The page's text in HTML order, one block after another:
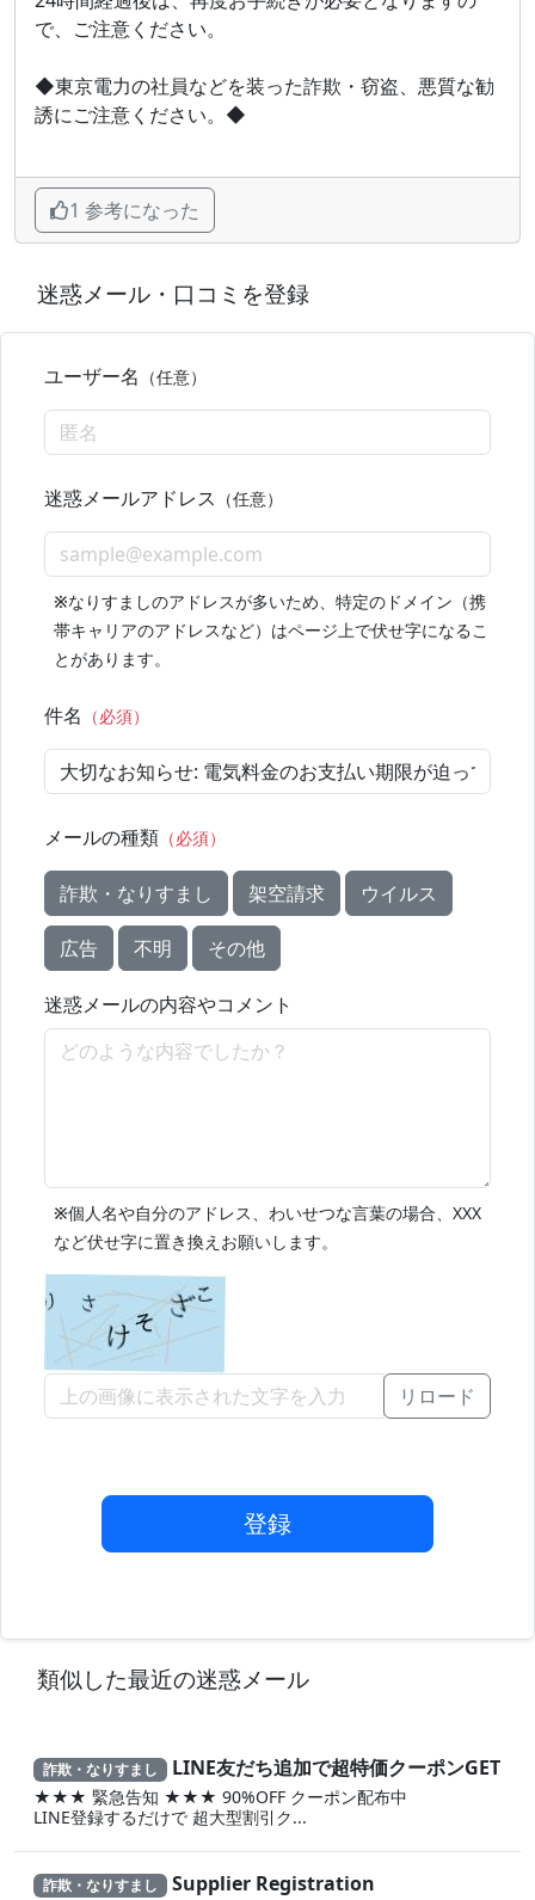
で、ご注意ください。
◆東京電力の社員などを装った詐欺・窃盗、悪質な勧
誘にご注意ください。◆
1 参考になった
迷惑メール・口コミを登録
ユーザー名 （任意）
迷惑メールアドレス （任意）
※なりすましのアドレスが多いため、特定のドメイン（携
帯キャリアのアドレスなど）はページ上で伏せ字になるこ
とがあります。
件名 （必須）
メールの種類 （必須）
詐欺・なりすまし 架空請求 ウイルス
広告 不明 その他
迷惑メールの内容やコメント
※個人名や自分のアドレス、わいせつな言葉の場合、XXX
など伏せ字に置き換えお願いします。
リロード
登録
類似した最近の迷惑メール
詐欺・なりすまし LINE友だち追加で超特価クーポンGET
★★★ 緊急告知 ★★★ 90%OFF クーポン配布中
LINE登録するだけで 超大型割引ク...
詐欺・なりすまし Supplier Registration